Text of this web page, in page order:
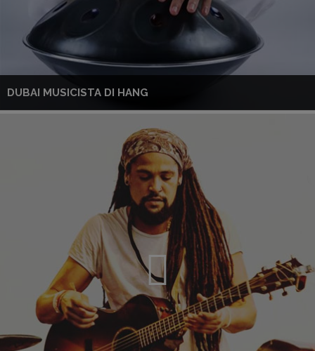
DUBAI MUSICISTA DI HANG